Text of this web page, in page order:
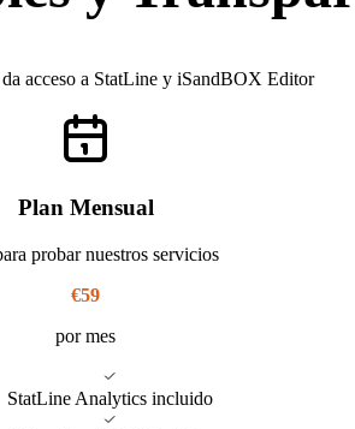
acceso a StatLine y iSandBOX Editor
Plan Mensual
probar nuestros servicios
€59
por mes
StatLine Analytics incluido